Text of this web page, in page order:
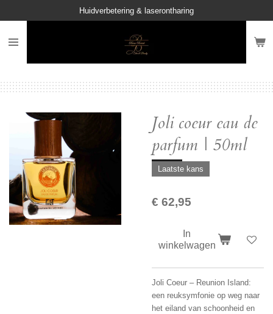
naar
hoofdinhoud
Huidverbetering & laserontharing
Joli coeur eau de
parfum | 50ml
Laatste kans
€ 62,95
In
winkelwagen
Joli Coeur – Reunion Island:
een reuksymfonie op weg naar
het eiland van schoonheid en